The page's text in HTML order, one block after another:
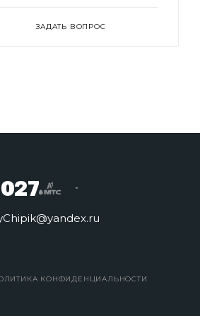
ЗАДАТЬ ВОПРОС
КОНФИДЕНЦИАЛЬНОСТИ